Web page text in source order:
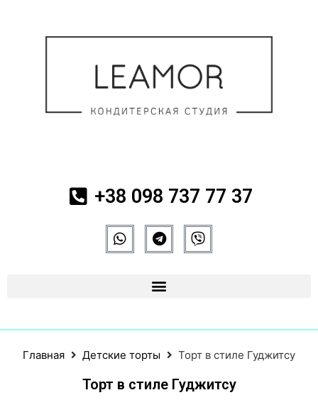
+38 098 737 77 37
Главная Детские торты Торт в стиле Гуджитсу
Торт в стиле Гуджитсу